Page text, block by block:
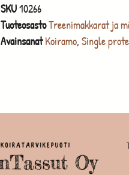
SKU10266
TuoteosastoTreenimakkarat ja
Avainsanat Koiramo, Single